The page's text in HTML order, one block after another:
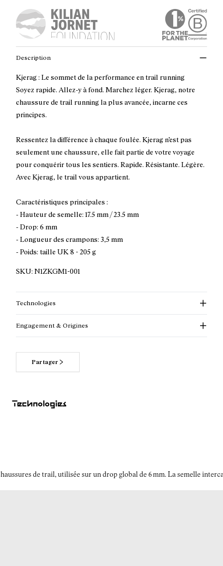
Description
Kjerag : Le sommet de la performance en trail running
Soyez rapide. Allez-y à fond. Marchez léger. Kjerag, notre
chaussure de trail running la plus avancée, incarne ces
principes.
Ressentez la différence à chaque foulée. Kjerag n’est pas
seulement une chaussure, elle fait partie de votre voyage
pour conquérir tous les sentiers. Rapide. Résistante. Légère.
Avec Kjerag, le trail vous appartient.
Caractéristiques principales :
- Hauteur de semelle: 17.5 mm / 23.5 mm
- Drop: 6 mm
- Longueur des crampons: 3,5 mm
- Poids: taille UK 8 - 205 g
SKU: N1ZKGM1-001
Technologies
Engagement & Origines
Partager
Technologies
de trail, utilisée sur un drop global de 6 mm. La semelle